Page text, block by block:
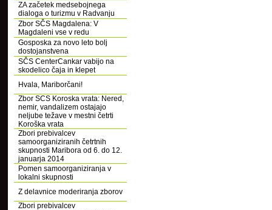
ZA začetek medsebojnega
dialoga o turizmu v Radvanju
Zbor SČS Magdalena: V
Magdaleni vse v redu
Gosposka za novo leto bolj
dostojanstvena
SČS CenterCankar vabijo na
skodelico čaja in klepet
Hvala, Mariborčani!
Zbor SCS Koroska vrata: Nered,
nemir, vandalizem ostajajo
neljube težave v mestni četrti
Koroška vrata
Zbori prebivalcev
samoorganiziranih četrtnih
skupnosti Maribora od 6. do 12.
januarja 2014
Pomen samoorganiziranja v
lokalni skupnosti
Z delavnice moderiranja zborov
Zbori prebivalcev